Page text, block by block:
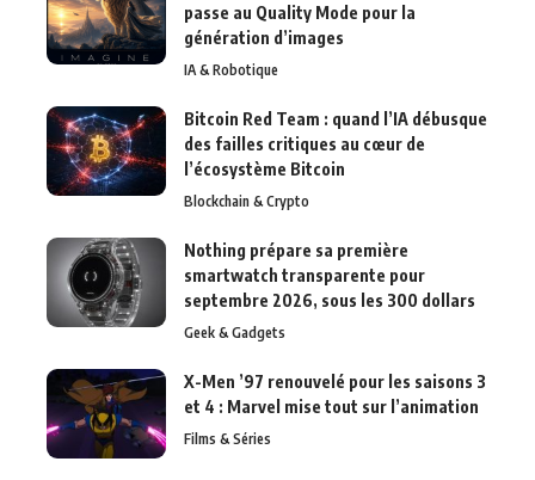
passe au Quality Mode pour la
génération d’images
IA & Robotique
Bitcoin Red Team : quand l’IA débusque
des failles critiques au cœur de
l’écosystème Bitcoin
Blockchain & Crypto
Nothing prépare sa première
smartwatch transparente pour
septembre 2026, sous les 300 dollars
Geek & Gadgets
X-Men ’97 renouvelé pour les saisons 3
et 4 : Marvel mise tout sur l’animation
Films & Séries